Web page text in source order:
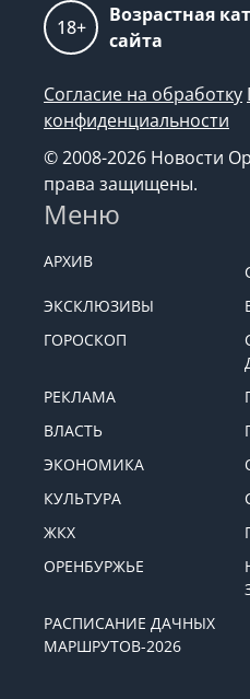
18+
Возрастная
сайта
Согласие на обработку
конфиденциальности
© 2008-2026 Новости
права защищены.
Меню
АРХИВ
ЭКСКЛЮЗИВЫ
ГОРОСКОП
РЕКЛАМА
ВЛАСТЬ
ЭКОНОМИКА
КУЛЬТУРА
ЖКХ
ОРЕНБУРЖЬЕ
РАСПИСАНИЕ ДАЧНЫХ
МАРШРУТОВ-2026